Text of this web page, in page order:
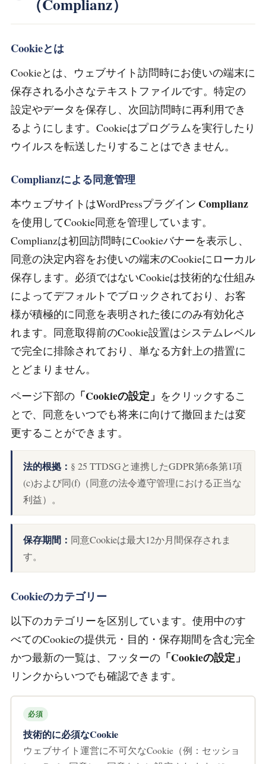
（Complianz）
Cookieとは
Cookieとは、ウェブサイト訪問時にお使いの端末に
保存される小さなテキストファイルです。特定の
設定やデータを保存し、次回訪問時に再利用でき
るようにします。Cookieはプログラムを実行したり
ウイルスを転送したりすることはできません。
Complianzによる同意管理
本ウェブサイトはWordPressプラグイン Complianz
を使用してCookie同意を管理しています。
Complianzは初回訪問時にCookieバナーを表示し、
同意の決定内容をお使いの端末のCookieにローカル
保存します。必須ではないCookieは技術的な仕組み
によってデフォルトでブロックされており、お客
様が積極的に同意を表明された後にのみ有効化さ
れます。同意取得前のCookie設置はシステムレベル
で完全に排除されており、単なる方針上の措置に
とどまりません。
ページ下部の 「Cookieの設定」 をクリックするこ
とで、同意をいつでも将来に向けて撤回または変
更することができます。
法的根拠： § 25 TTDSGと連携したGDPR第6条第1項
(c)および同(f)（同意の法令遵守管理における正当な
利益）。
保存期間： 同意Cookieは最大12か月間保存されま
す。
Cookieのカテゴリー
以下のカテゴリーを区別しています。使用中のす
べてのCookieの提供元・目的・保存期間を含む完全
かつ最新の一覧は、フッターの 「Cookieの設定」
リンクからいつでも確認できます。
必須
技術的に必須なCookie
ウェブサイト運営に不可欠なCookie（例：セッショ